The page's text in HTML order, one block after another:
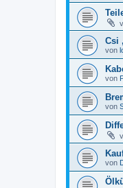
Csi
von
von
von
von